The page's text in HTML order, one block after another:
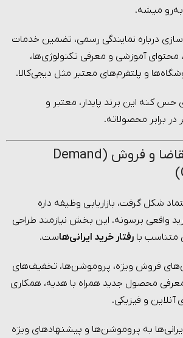
میشه.
درباره نمایندگی رسمی، تضمین خدمات
آموزشی و معرفی تکنولوژی‌ها،
و پلتفرم‌های معتبر مثل دیجی‌کالا.
کنه این برند پایدار، معتبر و
برابر محصولاته.
۳. تحریک تقاضا و فروش (Demand
شکل گرفت، بازاریابی وظیفه داره
واقعی برسونه. این بخش نیازمند طراحی
متناسب بارفتار خرید ایرانی‌هاست.
فروش ویژه، پروموشن‌ها، تخفیف‌های
محصول جدید همراه با هدیه، همکاری
آنلاین و فیزیکی.
به پروموشن‌ها و پیشنهادهای ویژه